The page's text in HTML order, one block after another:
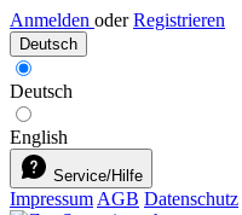
Anmelden oder Registrieren
Deutsch
Deutsch
English
Service/Hilfe
Impressum AGB Datenschutz